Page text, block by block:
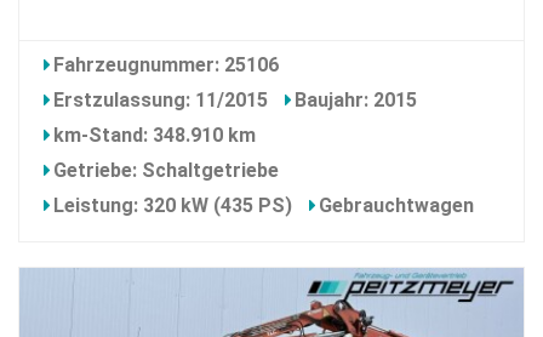
Fahrzeugnummer: 25106
Erstzulassung: 11/2015
Baujahr: 2015
km-Stand: 348.910 km
Getriebe: Schaltgetriebe
Leistung: 320 kW (435 PS)
Gebrauchtwagen